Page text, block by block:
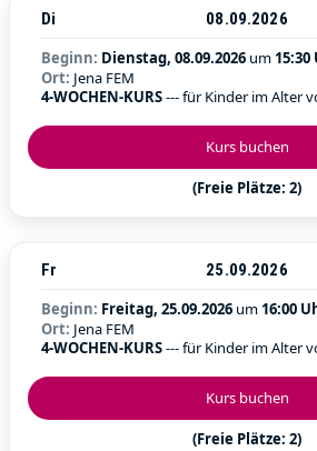
Kurs buchen
(Freie Plätze: 2)
Di 08.09.2026
Beginn: Dienstag, 08.09.2026 um 15:30
Ort: Jena FEM
4-WOCHEN-KURS--- für Kinder im Alter
Kurs buchen
(Freie Plätze: 2)
Fr 25.09.2026
Beginn: Freitag, 25.09.2026 um 16:00
Ort: Jena FEM
4-WOCHEN-KURS--- für Kinder im Alter